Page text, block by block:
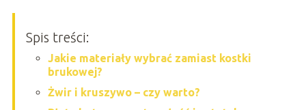
Spis treści:
Jakie materiały wybrać zamiast kostki
brukowej?
Żwir i kruszywo – czy warto?